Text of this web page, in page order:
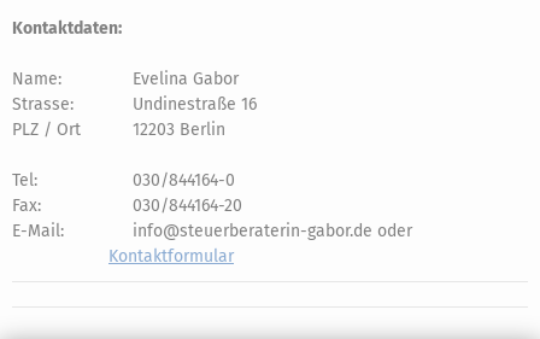
Kontaktdaten:
Name:
Evelina Gabor
Strasse:
Undinestraße 16
PLZ / Ort
12203 Berlin
Tel:
030/844164-0
Fax:
030/844164-20
E-Mail:
info@steuerberaterin-gabor.de oder
Kontaktformular